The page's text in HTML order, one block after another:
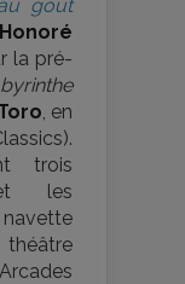
goût
la pré-
, en
trois
les
théâtre